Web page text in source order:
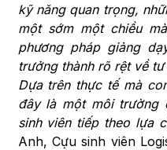
kỹ năng quan trọng,
một sớm một chiều
phương pháp giảng
trưởng thành rõ rệt về
Dựa trên thực tế mà
đây là một môi trường
sinh viên tiếp theo lựa
Anh, Cựu sinh viên